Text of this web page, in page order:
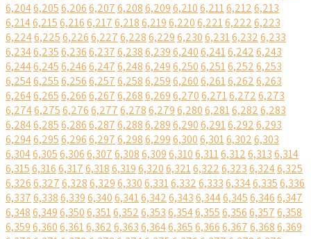
6,2046,2056,2066,2076,2086,2096,2106,2116,2126,213
6,2146,2156,2166,2176,2186,2196,2206,2216,2226,223
6,2246,2256,2266,2276,2286,2296,2306,2316,2326,233
6,2346,2356,2366,2376,2386,2396,2406,2416,2426,243
6,2446,2456,2466,2476,2486,2496,2506,2516,2526,253
6,2546,2556,2566,2576,2586,2596,2606,2616,2626,263
6,2646,2656,2666,2676,2686,2696,2706,2716,2726,273
6,2746,2756,2766,2776,2786,2796,2806,2816,2826,283
6,2846,2856,2866,2876,2886,2896,2906,2916,2926,293
6,2946,2956,2966,2976,2986,2996,3006,3016,3026,303
6,3046,3056,3066,3076,3086,3096,3106,3116,3126,3136,314
6,3156,3166,3176,3186,3196,3206,3216,3226,3236,3246,325
6,3266,3276,3286,3296,3306,3316,3326,3336,3346,3356,336
6,3376,3386,3396,3406,3416,3426,3436,3446,3456,3466,347
6,3486,3496,3506,3516,3526,3536,3546,3556,3566,3576,358
6,3596,3606,3616,3626,3636,3646,3656,3666,3676,3686,369